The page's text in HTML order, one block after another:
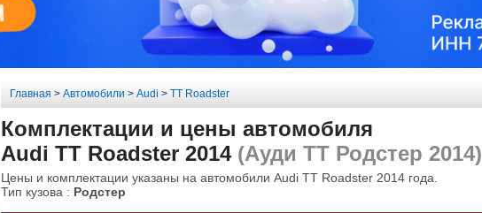
Главная > Автомобили > Audi > TT Roadster
Комплектации и цены автомобиля
Audi TT Roadster 2014(Ауди ТТ Родстер 2014)
Цены и комплектации указаны на автомобили Audi TT Roadster 2014 года.
Тип кузова : Родстер